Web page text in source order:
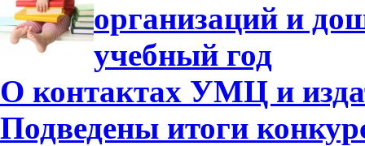
организаций и
учебный год
О контактах УМЦ и
Подведены итоги